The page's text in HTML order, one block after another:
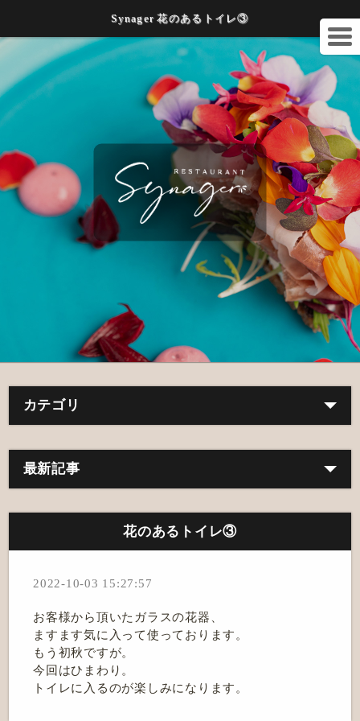
Synager 花のあるトイレ③
カテゴリ
最新記事
花のあるトイレ③
2022-10-03 15:27:57
お客様から頂いたガラスの花器、
ますます気に入って使っております。
もう初秋ですが。
今回はひまわり。
トイレに入るのが楽しみになります。